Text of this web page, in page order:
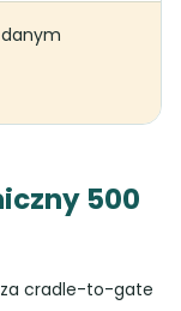
500
cradle-to-gate